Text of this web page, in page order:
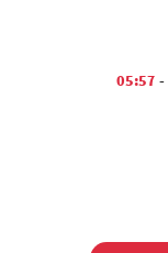
05:57 -